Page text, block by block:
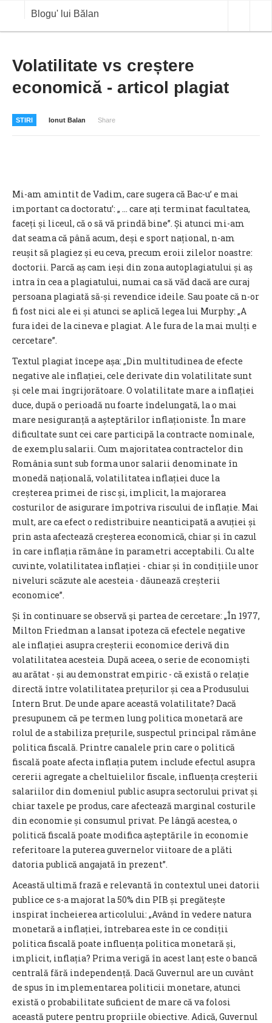
Blogu' lui Bălan
OPINII
ANALIZE
COTATII BVB
Volatilitate vs creștere
economică - articol plagiat
STIRI Ionut Balan Share
Mi-am amintit de Vadim, care sugera că Bac-u’ e mai
important ca doctoratu’: „ … care ați terminat facultatea,
faceți și liceul, că o să vă prindă bine”. Și atunci mi-am
dat seama că până acum, deși e sport național, n-am
reușit să plagiez și eu ceva, precum eroii zilelor noastre:
doctorii. Parcă aș cam ieși din zona autoplagiatului și aș
intra în cea a plagiatului, numai ca să văd dacă are curaj
persoana plagiată să-și revendice ideile. Sau poate că n-or
fi fost nici ale ei și atunci se aplică legea lui Murphy: „A
fura idei de la cineva e plagiat. A le fura de la mai mulți e
cercetare”.
Textul plagiat începe așa: „Din multitudinea de efecte
negative ale inflației, cele derivate din volatilitate sunt
și cele mai îngrijorătoare. O volatilitate mare a inflației
duce, după o perioadă nu foarte îndelungată, la o mai
mare nesiguranță a așteptărilor inflaționiste. În mare
dificultate sunt cei care participă la contracte nominale,
de exemplu salarii. Cum majoritatea contractelor din
România sunt sub forma unor salarii denominate în
monedă națională, volatilitatea inflației duce la
creșterea primei de risc și, implicit, la majorarea
costurilor de asigurare împotriva riscului de inflație. Mai
mult, are ca efect o redistribuire neanticipată a avuției și
prin asta afectează creșterea economică, chiar și în cazul
în care inflația rămâne în parametri acceptabili. Cu alte
cuvinte, volatilitatea inflației - chiar și în condițiile unor
niveluri scăzute ale acesteia - dăunează creșterii
economice”.
Și în continuare se observă şi partea de cercetare: „În 1977,
Milton Friedman a lansat ipoteza că efectele negative
ale inflației asupra creșterii economice derivă din
volatilitatea acesteia. După aceea, o serie de economiști
au arătat - și au demonstrat empiric - că există o relație
directă între volatilitatea prețurilor și cea a Produsului
Intern Brut. De unde apare această volatilitate? Dacă
presupunem că pe termen lung politica monetară are
rolul de a stabiliza prețurile, suspectul principal rămâne
politica fiscală. Printre canalele prin care o politică
fiscală poate afecta inflația putem include efectul asupra
cererii agregate a cheltuielilor fiscale, influența creșterii
salariilor din domeniul public asupra sectorului privat și
chiar taxele pe produs, care afectează marginal costurile
din economie și consumul privat. Pe lângă acestea, o
politică fiscală poate modifica așteptările în economie
referitoare la puterea guvernelor viitoare de a plăti
datoria publică angajată în prezent”.
Această ultimă frază e relevantă în contextul unei datorii
publice ce s-a majorat la 50% din PIB și pregătește
inspirat încheierea articolului: „Având în vedere natura
monetară a inflației, întrebarea este în ce condiții
politica fiscală poate influența politica monetară și,
implicit, inflația? Prima verigă în acest lanț este o bancă
centrală fără independență. Dacă Guvernul are un cuvânt
de spus în implementarea politicii monetare, atunci
există o probabilitate suficient de mare că va folosi
această putere pentru propriile obiective. Adică, Guvernul